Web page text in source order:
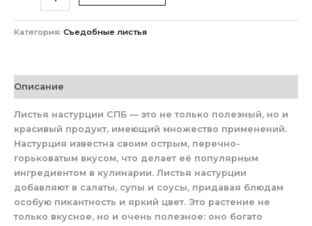
Категория: Съедобные листья
Описание
Листья настурции СПБ — это не только полезный, но и
красивый продукт, имеющий множество применений.
Настурция известна своим острым, перечно-
горьковатым вкусом, что делает её популярным
ингредиентом в кулинарии. Листья настурции
добавляют в салаты, супы и соусы, придавая блюдам
особую пикантность и яркий цвет. Это растение не
только вкусное, но и очень полезное: оно богато